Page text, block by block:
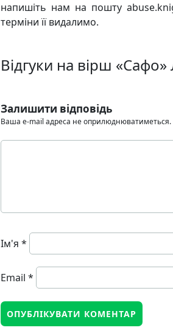
напишіть нам на пошту
терміни її видалимо.
Відгуки на вірш «Сафо»
Залишити відповідь
Ваша e-mail адреса не оприлюднюватиметься.
Ім'я *
Email *